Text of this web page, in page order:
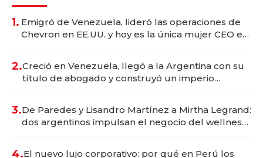
1. Emigró de Venezuela, lideró las operaciones de
Chevron en EE.UU. y hoy es la única mujer CEO en
2.Creció en Venezuela, llegó a la Argentina con su
título de abogado y construyó un imperio
3.De Paredes y Lisandro Martínez a Mirtha Legrand:
dos argentinos impulsan el negocio del wellness
4.El nuevo lujo corporativo: por qué en Perú los